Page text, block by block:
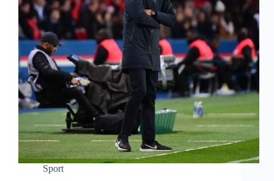
Sport